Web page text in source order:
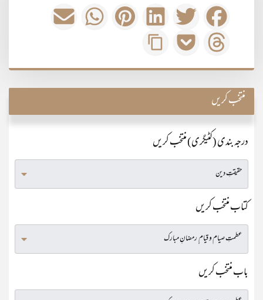
منتخب کریں
درجہ بندی (کٹیگری) منتخب کریں
کتاب منتخب کریں
باب منتخب کریں